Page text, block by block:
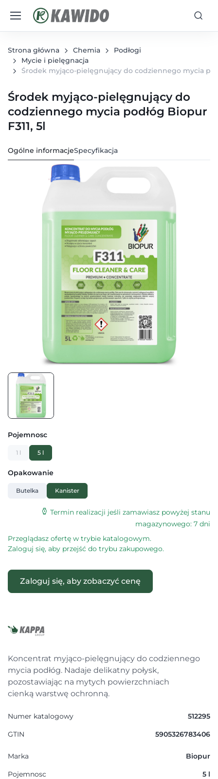
Strona główna Chemia
Podłogi
Mycie i pielęgnacja
Środek myjąco-pielęgnujący do codziennego mycia
Środek myjąco-pielęgnujący do
codziennego mycia podłóg Biopur
F311, 5l
Ogólne informacjeSpecyfikacja
Pojemnosc
1 l 5 l
Opakowanie
Butelka Kanister
Termin realizacji jeśli zamawiasz powyżej stanu
magazynowego: 7 dni
Przeglądasz ofertę w trybie katalogowym.
Zaloguj się, aby przejść do trybu zakupowego.
Zaloguj się, aby zobaczyć cenę
Koncentrat myjąco-pielęgnujący do codziennego
mycia podłóg. Nadaje delikatny połysk,
pozostawiając na mytych powierzchniach
cienką warstwę ochronną.
Numer katalogowy 512295
GTIN 5905326783406
Marka Biopur
Pojemnosc 5 l